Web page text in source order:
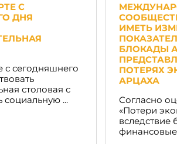
С
ДНЯ
с сегодняшнего
столовая с
социальную ...
ИМЕТЬ
БЛОКАДЫ
ПОТЕРЯХ
АРЦАХА
Согласно
«Потери
вследствие
финансовые